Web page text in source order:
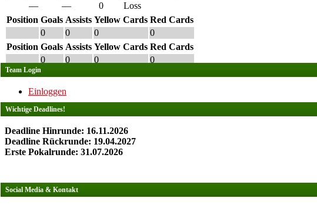
—
— 0
Loss
Position Goals Assists Yellow Cards Red Cards
0
0 0
0
Position Goals Assists Yellow Cards Red Cards
0
0 0 0
Team Login
Einloggen
Wichtige Deadlines!
Deadline Hinrunde: 16.11.2026
Deadline Rückrunde: 19.04.2027
Erste Pokalrunde: 31.07.2026
Social Media & Kontakt